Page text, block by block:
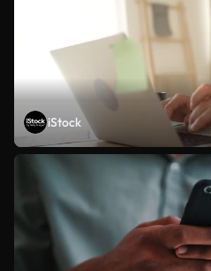
iStock